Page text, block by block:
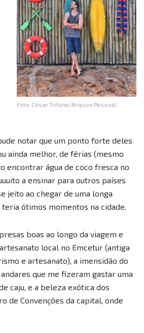
Foto: César Trifone/Arquivo Pessoal
notar que um ponto forte deles
ainda melhor, de férias (mesmo
encontrar água de coco fresca no
a ensinar para outros países
jeito ao chegar de uma longa
teria ótimos momentos na cidade.
boas ao longo da viagem e
local no Emcetur (antiga
e artesanato), a imensidão do
que me fizeram gastar uma
caju, e a beleza exótica dos
de Convenções da capital, onde